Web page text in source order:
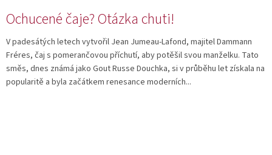
Ochucené čaje? Otázka chuti!
V padesátých letech vytvořil Jean Jumeau-Lafond, majitel Dammann
Fréres, čaj s pomerančovou příchutí, aby potěšil svou manželku. Tato
směs, dnes známá jako Gout Russe Douchka, si v průběhu let získala na
popularitě a byla začátkem renesance moderních...